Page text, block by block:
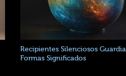
Recipientes Silenciosos
Formas Significados